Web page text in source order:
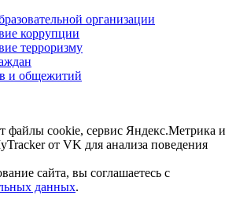
организации
коррупции
терроризму
и общежитий
файлы cookie, сервис Яндекс.Метрика и
от VK для анализа поведения
сайта, вы соглашаетесь с
данных.